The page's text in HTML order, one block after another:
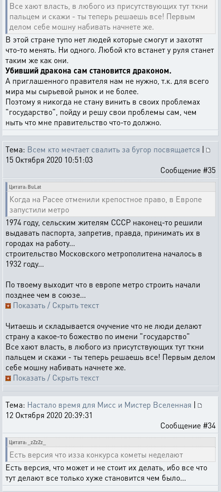
Все хают власть, в любого из присутствующих тут ткни
пальцем и скажи - ты теперь решаешь все! Первым
делом себе мошну набивать начнете же.
В этой стране тупо нет людей которые смогут и захотят
что-то менять. Ни одного. Любой кто встанет у руля станет
таким же как они.
Убивший дракона сам становится драконом.
А приглашенного правителя нам не нужно, т.к. для всего
мира мы сырьевой рынок и не более.
Поэтому я никогда не стану винить в своих проблемах
"государство", пойду и решу свои проблемы сам, чем
ныть что мне правительство что-то должно.
Тема: Всем кто мечтает свалить за бугор посвящается |
15 Октября 2020 10:51:03
Сообщение #35
Цитата: BuLat
Когда на Расее отменили крепостное право, в Европе
запустили метро
1974 году, сельским жителям СССР наконец-то решили
выдавать паспорта, запретив, правда, принимать их в
городах на работу...
строительство Московского метрополитена началось в
1932 году...
По твоему выходит что в европе метро строить начали
позднее чем в союзе...
Показать / Скрыть текст
Читаешь и складывается очучение что не люди делают
страну а какое-то божество по имени "государство"
Все хают власть, в любого из присутствующих тут ткни
пальцем и скажи - ты теперь решаешь все! Первым делом
себе мошну набивать начнете же.
Показать / Скрыть текст
Тема: Настало время для Мисс и Мистер Вселенная |
12 Октября 2020 20:39:31
Сообщение #34
Цитата: _zZzZz_
Есть версия что изза конкурса кометы неделают
Есть версия, что может и не стоит их делать, ибо все что
тут делают все только хуже становится чем было...